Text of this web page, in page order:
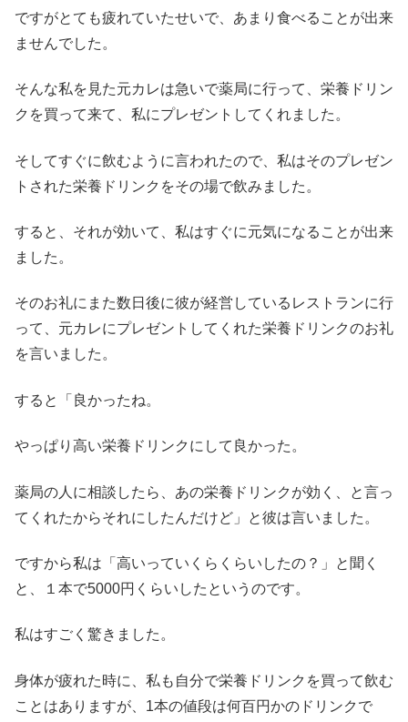
ですがとても疲れていたせいで、あまり食べることが出来
ませんでした。
そんな私を見た元カレは急いで薬局に行って、栄養ドリン
クを買って来て、私にプレゼントしてくれました。
そしてすぐに飲むように言われたので、私はそのプレゼン
トされた栄養ドリンクをその場で飲みました。
すると、それが効いて、私はすぐに元気になることが出来
ました。
そのお礼にまた数日後に彼が経営しているレストランに行
って、元カレにプレゼントしてくれた栄養ドリンクのお礼
を言いました。
すると「良かったね。
やっぱり高い栄養ドリンクにして良かった。
薬局の人に相談したら、あの栄養ドリンクが効く、と言っ
てくれたからそれにしたんだけど」と彼は言いました。
ですから私は「高いっていくらくらいしたの？」と聞く
と、１本で5000円くらいしたというのです。
私はすごく驚きました。
身体が疲れた時に、私も自分で栄養ドリンクを買って飲む
ことはありますが、1本の値段は何百円かのドリンクで